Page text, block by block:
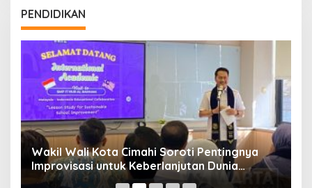
PENDIDIKAN
Wakil Wali Kota Cimahi Soroti Pentingnya
Improvisasi untuk Keberlanjutan Dunia
Pendidikan